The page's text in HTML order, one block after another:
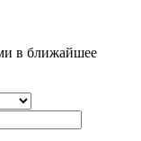
в ближайшее